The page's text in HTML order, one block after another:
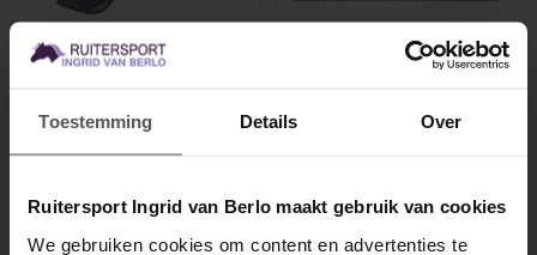
Toestemming Details Over
Ruitersport Ingrid van Berlo maakt gebruik van cookies
We gebruiken cookies om content en advertenties te
HARRY'S HORSE
Vliegenmasker Skinfit
Elastisch vliegenmasker. De
soep..
€34,95
Vliegenkap Solaire
is tegen d..
€22,95